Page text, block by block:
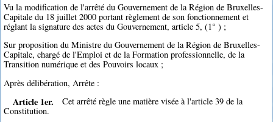
Vu la modification de l'arrêté du Gouvernement de la Région de Bruxelles-
Capitale du 18 juillet 2000 portant règlement de son fonctionnement et
réglant la signature des actes du Gouvernement, article 5, (1° ) ;
Sur proposition du Ministre du Gouvernement de la Région de Bruxelles-
Capitale, chargé de l'Emploi et de la Formation professionnelle, de la
Transition numérique et des Pouvoirs locaux ;
Après délibération, Arrête :
Article 1er.
Cet arrêté règle une matière visée à l'article 39 de la
Constitution.